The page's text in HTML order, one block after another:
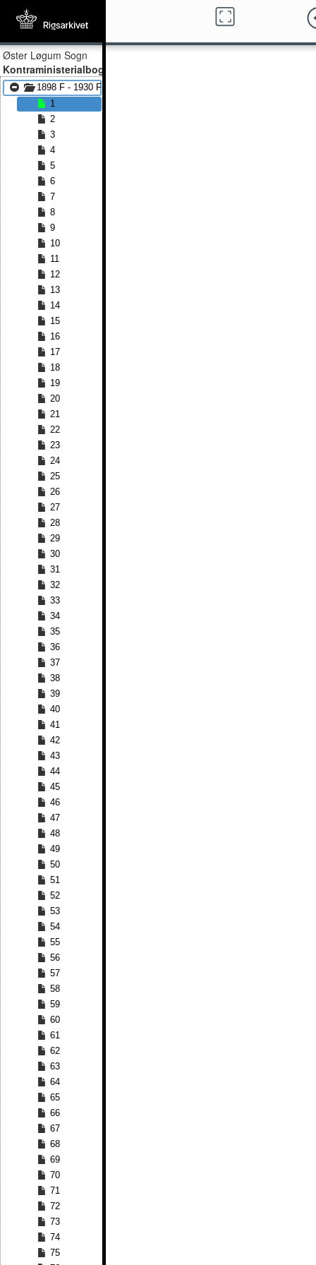
Øster Løgum Sogn
Kontraministerialbog
1898 F - 1930 F
1
2
3
4
5
6
7
8
9
10
11
12
13
14
15
16
17
18
19
20
21
22
23
24
25
26
27
28
29
30
31
32
33
34
35
36
37
38
39
40
41
42
43
44
45
46
47
48
49
50
51
52
53
54
55
56
57
58
59
60
61
62
63
64
65
66
67
68
69
70
71
72
73
74
75